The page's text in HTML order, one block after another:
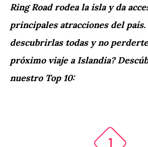
Ring Road rodea la isla y da
principales atracciones del país.
descubrirlas todas y no
próximo viaje a Islandia?
nuestro Top 10: